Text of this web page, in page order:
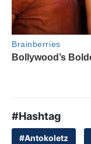
#Hashtag
#Antokoletz